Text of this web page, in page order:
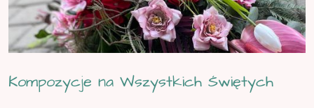
Kompozycje na Wszystkich Świętych